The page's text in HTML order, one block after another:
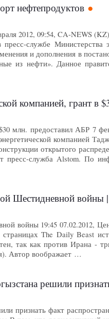
нефтепродуктов
2012, 09:54, CA-NEWS
службе Министерства
и дополнения в
нефти». Данное
компанией, грант в
млн. предоставил АБР 7
компанией
открытого
пресс-служба Alstom. По
Шестидневной войны
войны 19:45 07.02.2012,
The Daily Beast
так как против Ирана -
Автор воображает …
куланского
признать факт